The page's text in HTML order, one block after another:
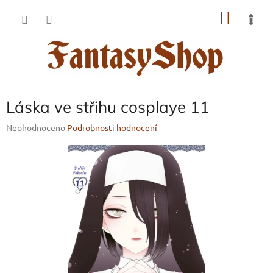
Láska ve střihu cosplaye 11
Průměrné
Neohodnoceno Podrobnosti hodnocení